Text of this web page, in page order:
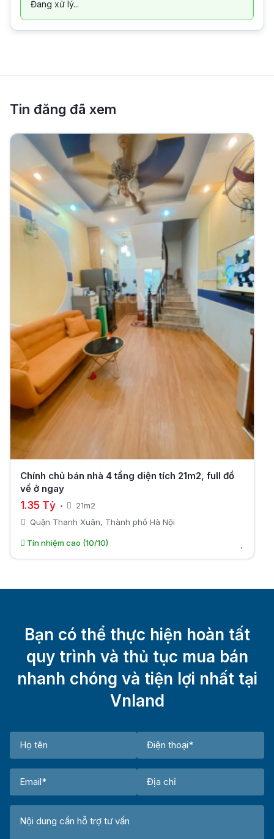
Đang xử lý...
Tin đăng đã xem
Chính chủ bán nhà 4 tầng diện tích 21m2, full đồ
về ở ngay
1.35 Tỷ
21m2
Quận Thanh Xuân, Thành phố Hà Nội
Tín nhiệm cao (10/10)
Bạn có thể thực hiện hoàn tất
quy trình và thủ tục mua bán
nhanh chóng và tiện lợi nhất tại
Vnland